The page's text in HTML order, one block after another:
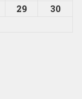
29
30